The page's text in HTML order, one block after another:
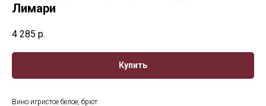
Лимари
4 285 р.
Купить
Вино игристое белое, брют